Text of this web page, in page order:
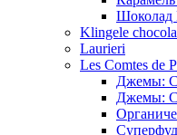
Шоколад
Klingele
Laurieri
Les Comtes de
Джемы:
Джемы: